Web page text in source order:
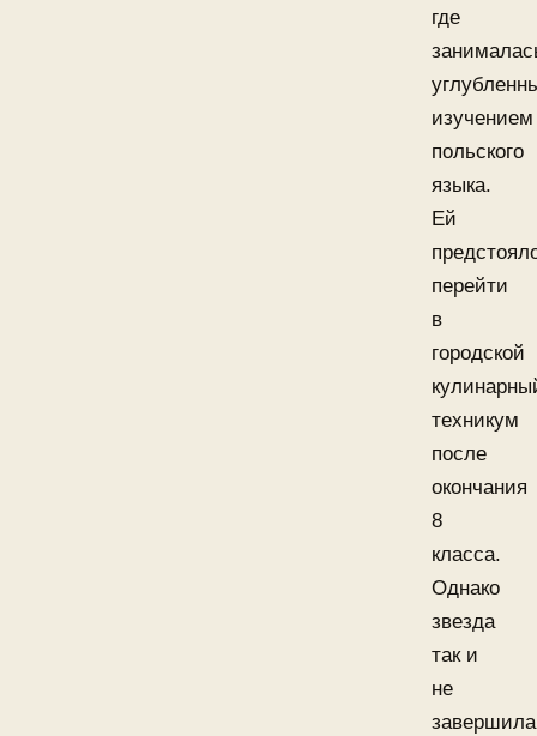
где
изучением
польского
языка.
Ей
перейти
в
городской
техникум
после
окончания
8
класса.
Однако
звезда
так и
не
завершила